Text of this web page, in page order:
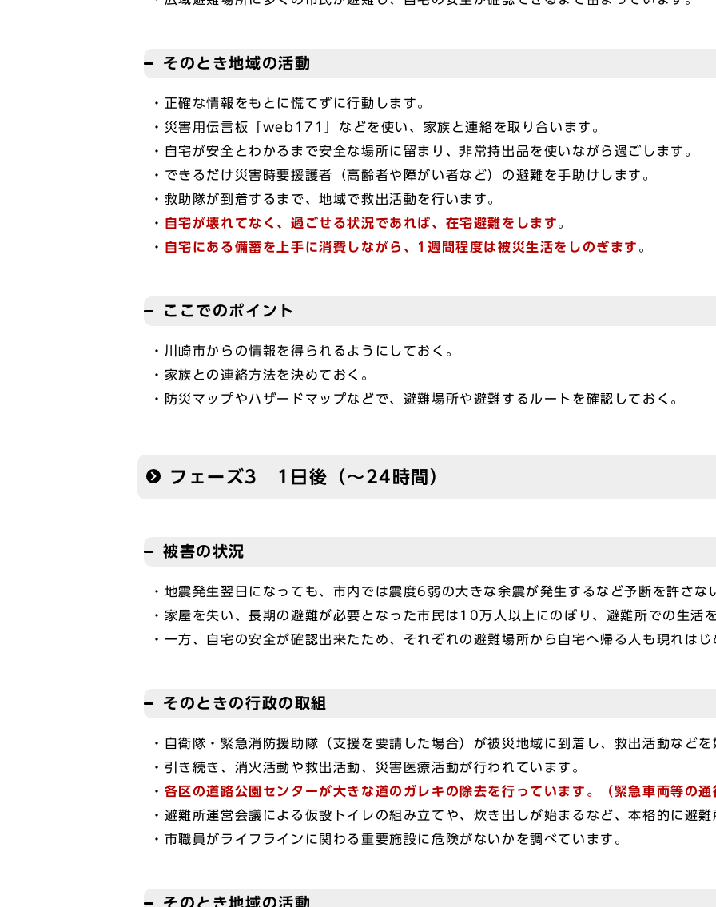
そのとき地域の活動
・正確な情報をもとに慌てずに行動します。
・災害用伝言板「web171」などを使い、家族と連絡を取り合います。
・自宅が安全とわかるまで安全な場所に留まり、非常持出品を使いながら過ごします。
・できるだけ災害時要援護者（高齢者や障がい者など）の避難を手助けします。
・救助隊が到着するまで、地域で救出活動を行います。
・
自宅が壊れてなく、過ごせる状況であれば、在宅避難をします。
・
自宅にある備蓄を上手に消費しながら、1週間程度は被災生活をしのぎます 。
ここでのポイント
・川崎市からの情報を得られるようにしておく。
・家族との連絡方法を決めておく。
・防災マップやハザードマップなどで、避難場所や避難するルートを確認しておく。
フェーズ3 1日後（～24時間）
被害の状況
・地震発生翌日になっても、市内では震度6弱の大きな余震が発生するなど予断を許さな
・家屋を失い、長期の避難が必要となった市民は10万人以上にのぼり、避難所での生活
・一方、自宅の安全が確認出来たため、それぞれの避難場所から自宅へ帰る人も現れは
そのときの行政の取組
・自衛隊・緊急消防援助隊（支援を要請した場合）が被災地域に到着し、救出活動など
・引き続き、消火活動や救出活動、災害医療活動が行われています。
・ 各区の道路公園センターが大きな道のガレキの除去を行っています。（緊急車両等の
・避難所運営会議による仮設トイレの組み立てや、炊き出しが始まるなど、本格的に避
・市職員がライフラインに関わる重要施設に危険がないかを調べています。
そのとき地域の活動